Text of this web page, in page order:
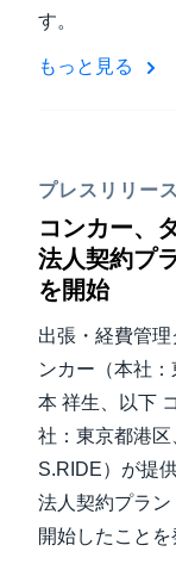
す。
もっと見る
プレスリリース
コンカー、
法人契約プ
を開始
出張・経費管
ンカー（本社
本 祥生、以下
社：東京都港
S.RIDE）が提
法人契約プラ
開始したことを